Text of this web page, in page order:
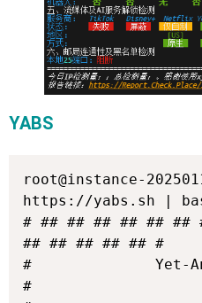
YABS
root@instance-
https://yabs.sh |
# ## ## ## ## ## ##
## ## ## ## ## #
#              Yet-
#